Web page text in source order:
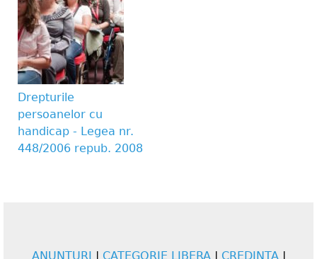
Drepturile
persoanelor cu
handicap - Legea nr.
448/2006 repub. 2008
ANUNTURI | CATEGORIE LIBERA| CREDINTA|